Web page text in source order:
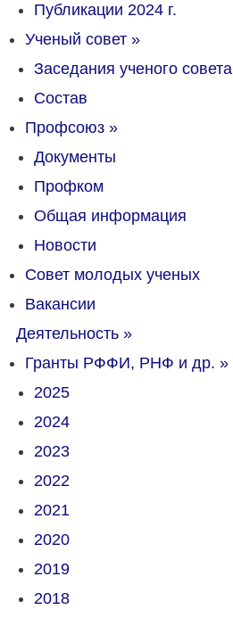
Публикации 2024 г.
Ученый совет »
Заседания ученого совета
Состав
Профсоюз »
Документы
Профком
Общая информация
Новости
Совет молодых ученых
Вакансии
Деятельность »
Гранты РФФИ, РНФ и др. »
2025
2024
2023
2022
2021
2020
2019
2018